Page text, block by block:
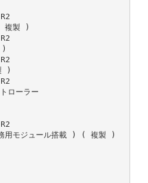
複製 )
)
)
ローラー
用モジュール搭載 ) ( 複製 )